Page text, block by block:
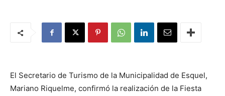
El Secretario de Turismo de la Municipalidad de Esquel,
Mariano Riquelme, confirmó la realización de la Fiesta